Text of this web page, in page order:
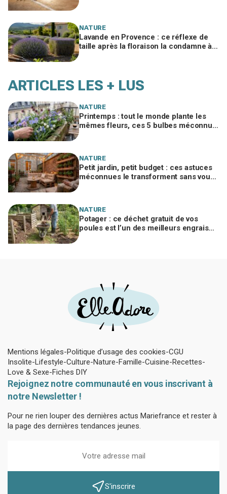
NATURE
Lavande en Provence : ce réflexe de
taille après la floraison la condamne à
ARTICLES LES + LUS
NATURE
Printemps : tout le monde plante les
mêmes fleurs, ces 5 bulbes méconnus
NATURE
Petit jardin, petit budget : ces astuces
méconnues le transforment sans vous
NATURE
Potager : ce déchet gratuit de vos
poules est l’un des meilleurs engrais
Mentions légales Politique d’usage des cookies CGU
Insolite Lifestyle Culture Nature Famille Cuisine Recettes
Love & Sexe Fiches DIY
Rejoignez notre communauté en vous inscrivant à
notre Newsletter !
Pour ne rien louper des dernières actus Mariefrance et rester à
la page des dernières tendances jeunes.
S'inscrire